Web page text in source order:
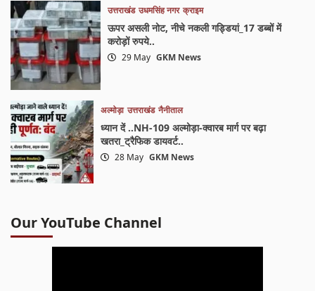
उत्तराखंड उधमसिंह नगर क्राइम
ऊपर असली नोट, नीचे नकली गड्डियां_17 डब्बों में
करोड़ों रुपये..
29 May GKM News
अल्मोड़ा उत्तराखंड नैनीताल
ध्यान दें ..NH-109 अल्मोड़ा-क्वारब मार्ग पर बढ़ा
खतरा_ट्रैफिक डायवर्ट..
28 May GKM News
Our YouTube Channel